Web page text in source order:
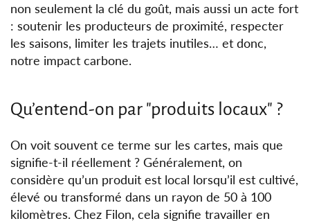
non seulement la clé du goût, mais aussi un acte fort
: soutenir les producteurs de proximité, respecter
les saisons, limiter les trajets inutiles… et donc,
notre impact carbone.
Qu’entend-on par "produits locaux" ?
On voit souvent ce terme sur les cartes, mais que
signifie-t-il réellement ? Généralement, on
considère qu’un produit est local lorsqu’il est cultivé,
élevé ou transformé dans un rayon de 50 à 100
kilomètres. Chez Filon, cela signifie travailler en